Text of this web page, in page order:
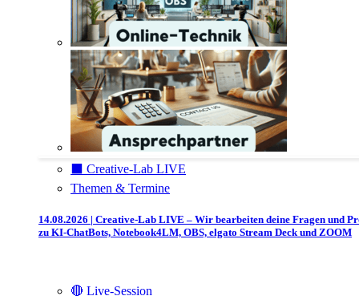
⬛️ Creative-Lab LIVE
Themen & Termine
14.08.2026 | Creative-Lab LIVE – Wir bearbeiten deine Fragen und
zu KI-ChatBots, Notebook4LM, OBS, elgato Stream Deck und ZOOM
🔴 Live-Session